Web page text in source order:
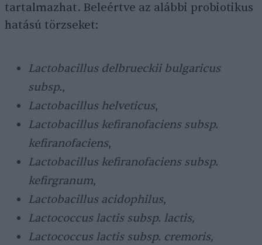
tartalmazhat. Beleértve az alábbi probiotikus
hatású törzseket:
Lactobacillus delbrueckii bulgaricus
subsp.,
Lactobacillus helveticus,
Lactobacillus kefiranofaciens subsp.
kefiranofaciens,
Lactobacillus kefiranofaciens subsp.
kefirgranum,
Lactobacillus acidophilus,
Lactococcus lactis subsp. lactis,
Lactococcus lactis subsp. cremoris,